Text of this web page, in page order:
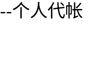
--个人代帐